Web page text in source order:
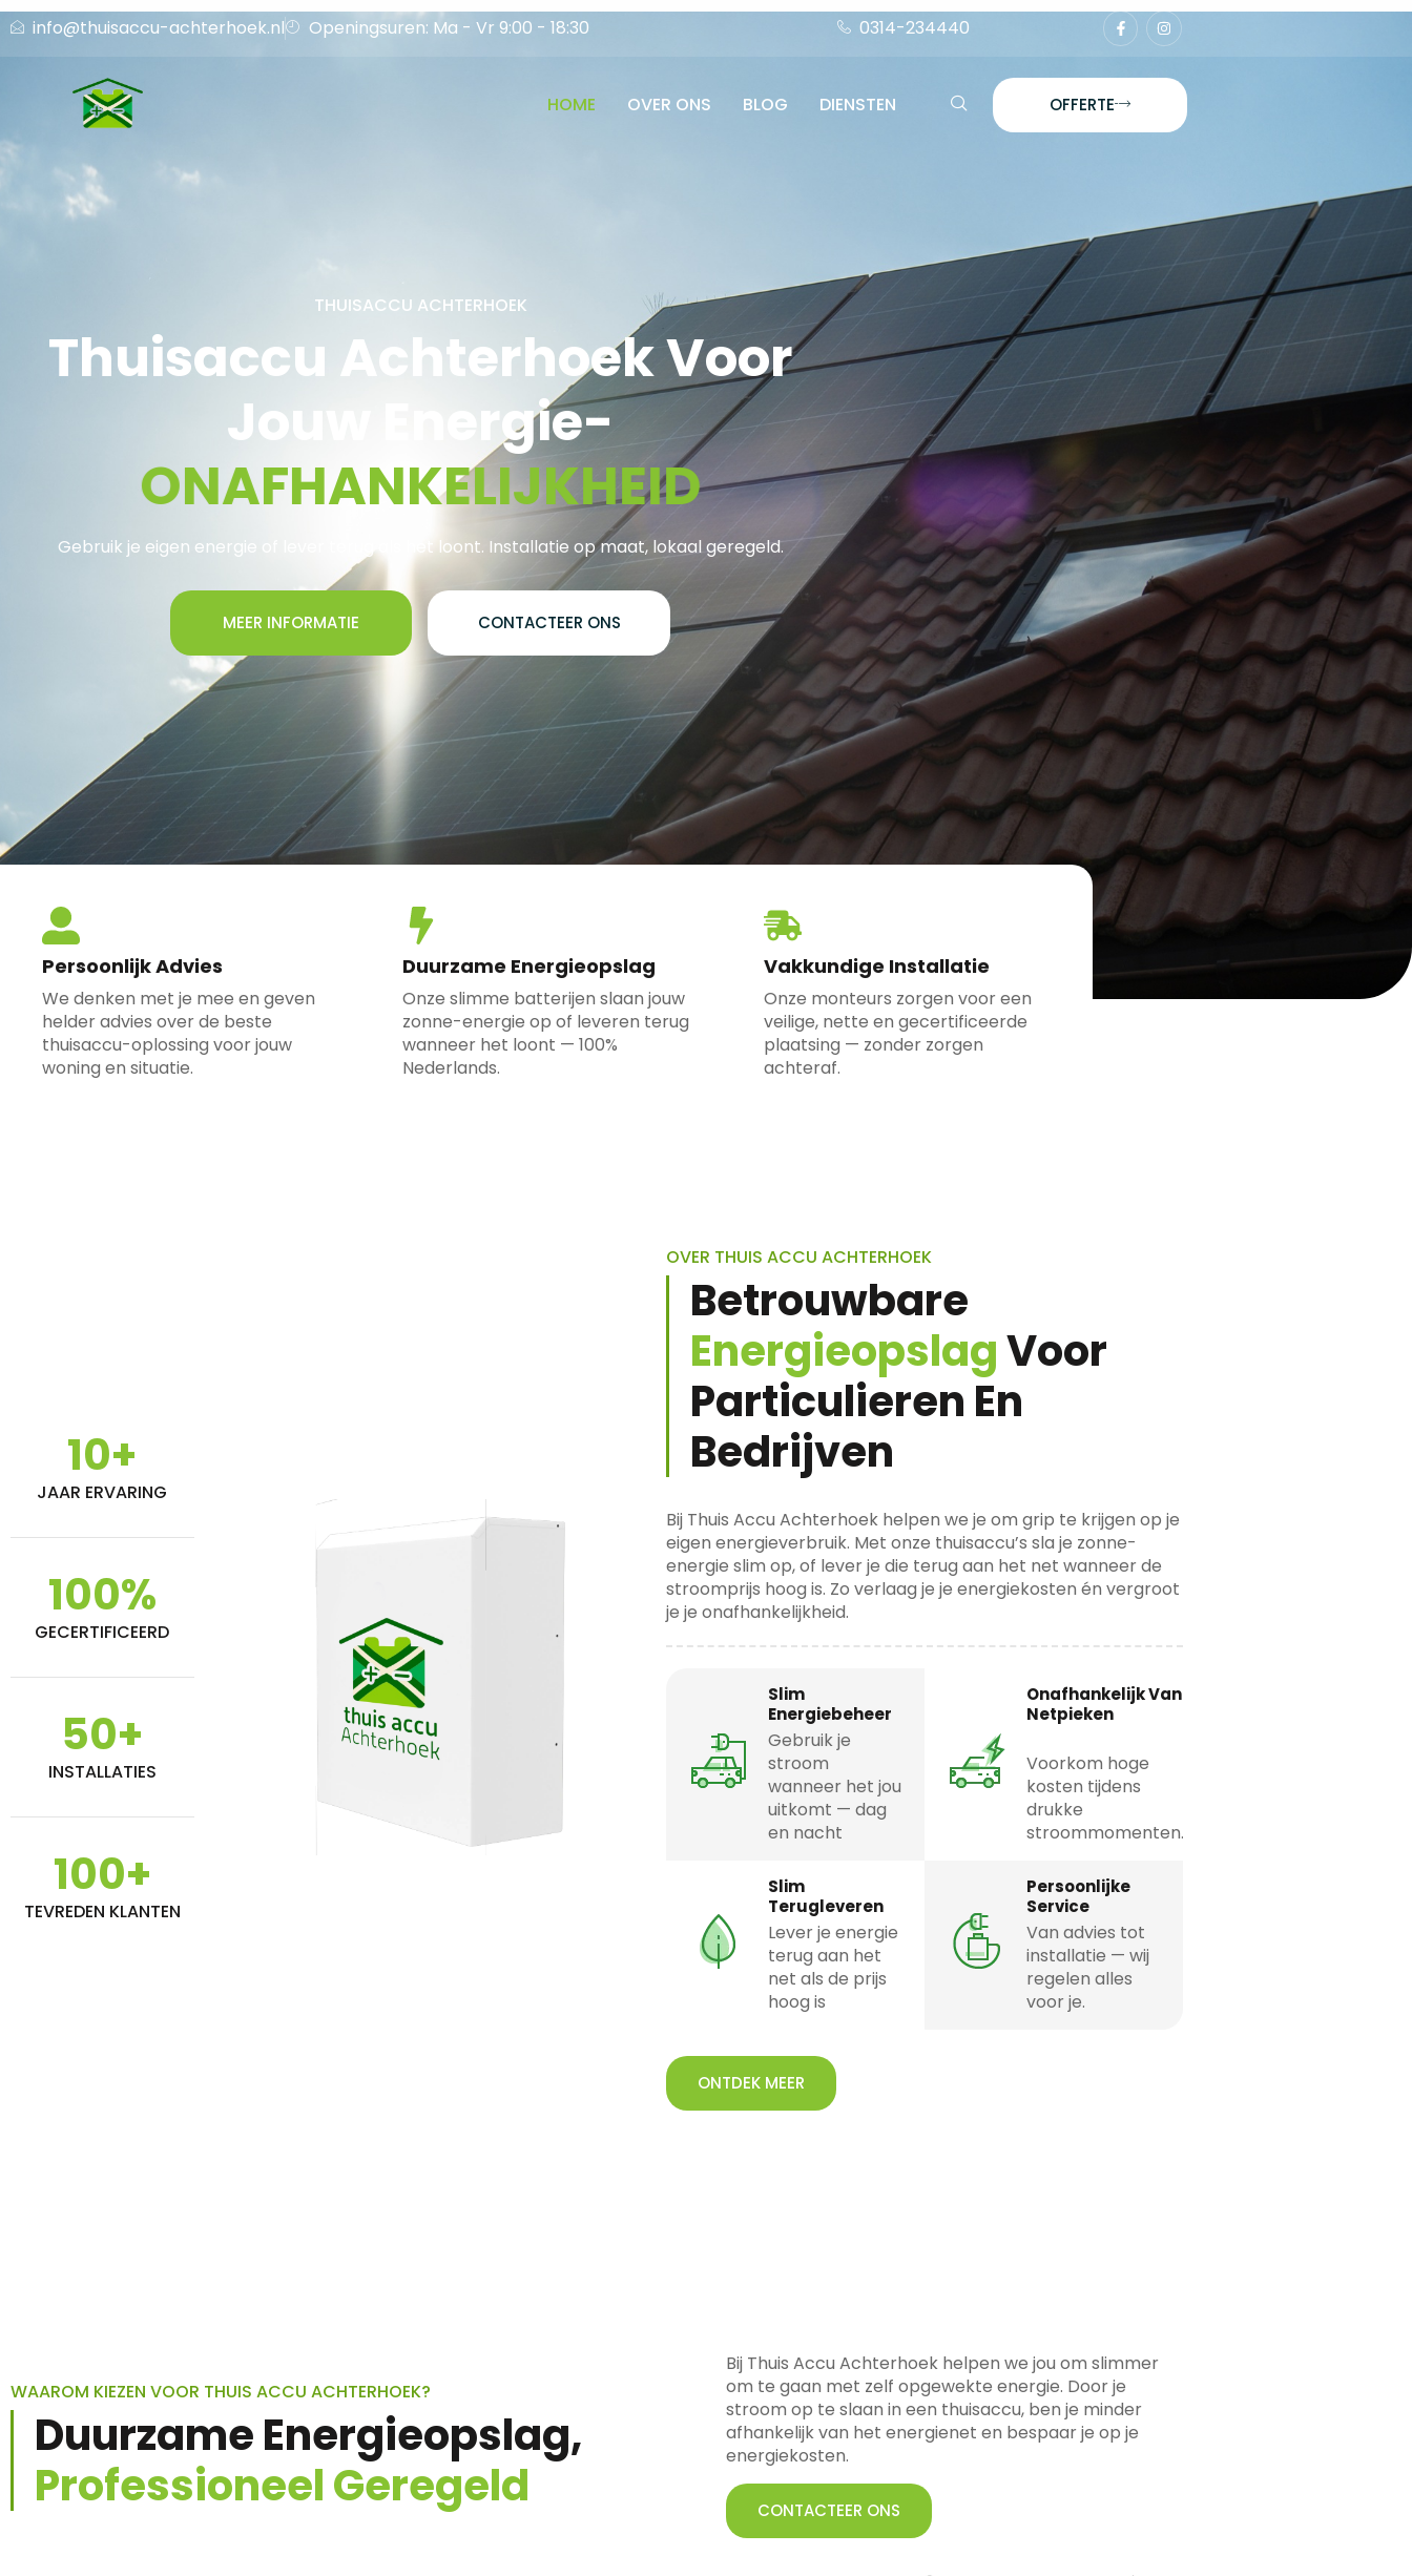
info@thuisaccu-achterhoek.nl Openingsuren: Ma - Vr 9:00 - 18:30 0314-234440
HOME OVER ONS BLOG DIENSTEN OFFERTE
THUISACCU ACHTERHOEK
Thuisaccu Achterhoek Voor
Jouw Energie-
ONAFHANKELIJKHEID
Gebruik je eigen energie of lever terug als het loont. Installatie op maat, lokaal geregeld.
MEER INFORMATIE CONTACTEER ONS
Persoonlijk Advies
We denken met je mee en geven
helder advies over de beste
thuisaccu-oplossing voor jouw
woning en situatie.
Duurzame Energieopslag
Onze slimme batterijen slaan jouw
zonne-energie op of leveren terug
wanneer het loont — 100%
Nederlands.
Vakkundige Installatie
Onze monteurs zorgen voor een
veilige, nette en gecertificeerde
plaatsing — zonder zorgen
achteraf.
JAAR ERVARING
10+
GECERTIFICEERD
100%
INSTALLATIES
50+
TEVREDEN KLANTEN
100+
OVER THUIS ACCU ACHTERHOEK
Betrouwbare
EnergieopslagVoor
Particulieren En
Bedrijven
Bij Thuis Accu Achterhoek helpen we je om grip te krijgen op je
eigen energieverbruik. Met onze thuisaccu’s sla je zonne-
energie slim op, of lever je die terug aan het net wanneer de
stroomprijs hoog is. Zo verlaag je je energiekosten én vergroot
je je onafhankelijkheid.
Slim
Energiebeheer
Gebruik je
stroom
wanneer het jou
uitkomt — dag
en nacht
Slim
Terugleveren
Lever je energie
terug aan het
net als de prijs
hoog is
Onafhankelijk Van
Netpieken
Voorkom hoge
kosten tijdens
drukke
stroommomenten.
Persoonlijke
Service
Van advies tot
installatie — wij
regelen alles
voor je.
ONTDEK MEER
WAAROM KIEZEN VOOR THUIS ACCU ACHTERHOEK?
Duurzame Energieopslag,
Professioneel Geregeld
Bij Thuis Accu Achterhoek helpen we jou om slimmer
om te gaan met zelf opgewekte energie. Door je
stroom op te slaan in een thuisaccu, ben je minder
afhankelijk van het energienet en bespaar je op je
energiekosten.
CONTACTEER ONS